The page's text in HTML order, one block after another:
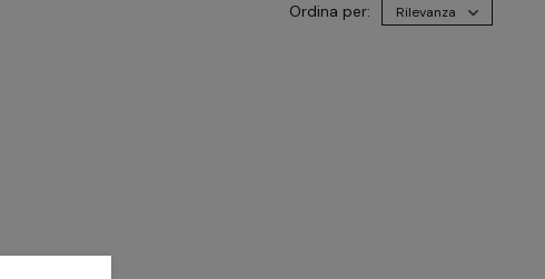
Ordina per: Rilevanza